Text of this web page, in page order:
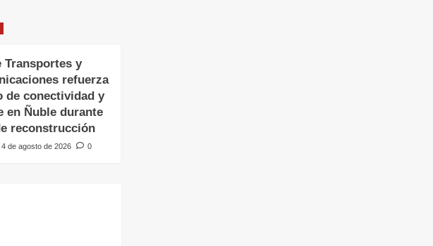
Transportes y
refuerza
de conectividad y
en Ñuble durante
reconstrucción
4 de agosto de 2026 0